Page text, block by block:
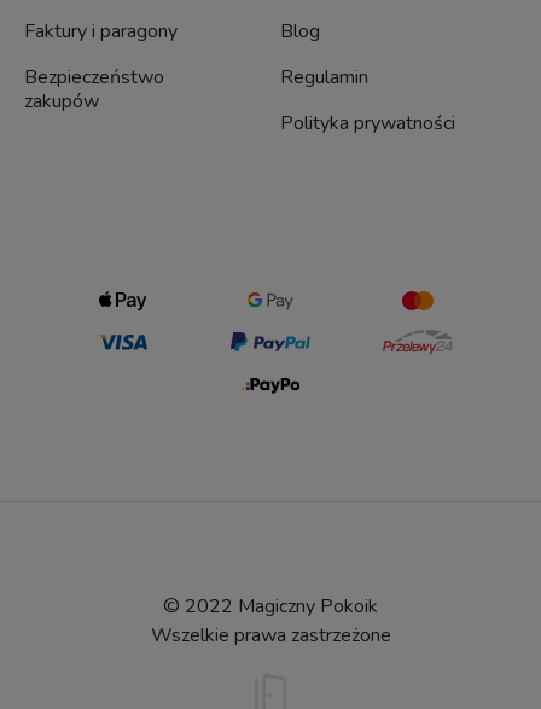
Faktury i paragony
Bezpieczeństwo
zakupów
Blog
Regulamin
Polityka prywatności
© 2022 Magiczny Pokoik
Wszelkie prawa zastrzeżone